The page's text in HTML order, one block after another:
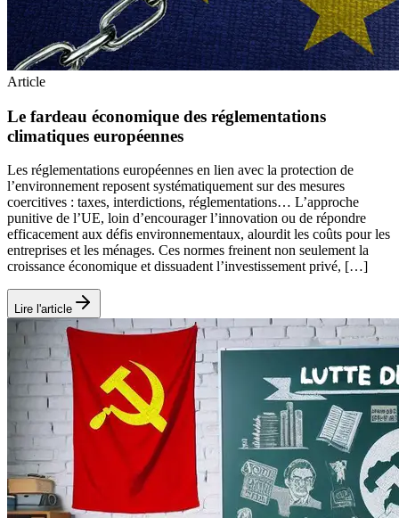
Article
Le fardeau économique des réglementations
climatiques européennes
Les réglementations européennes en lien avec la protection de
l’environnement reposent systématiquement sur des mesures
coercitives : taxes, interdictions, réglementations… L’approche
punitive de l’UE, loin d’encourager l’innovation ou de répondre
efficacement aux défis environnementaux, alourdit les coûts pour les
entreprises et les ménages. Ces normes freinent non seulement la
croissance économique et dissuadent l’investissement privé, […]
Lire l'article